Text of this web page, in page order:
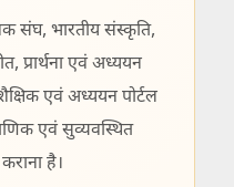
संघ, भारतीय संस्कृति,
प्रार्थना एवं अध्ययन
एवं अध्ययन पोर्टल
एवं सुव्यवस्थित
है।